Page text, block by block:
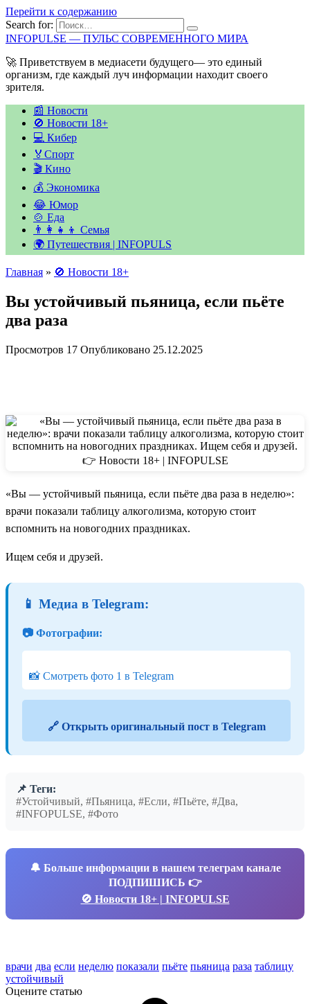
Перейти к содержанию
Search for:
INFOPULSE — ПУЛЬС СОВРЕМЕННОГО МИРА
🚀 Приветствуем в медиасети будущего— это единый
организм, где каждый луч информации находит своего
зрителя.
📰 Новости
🚫 Новости 18+
💻 Кибер
🏅Спорт
🎬 Кино
💰 Экономика
😂 Юмор
🍲 Еда
👨‍👩‍👧‍👦 Семья
🌍 Путешествия | INFOPULS
Главная » 🚫 Новости 18+
Вы устойчивый пьяница, если пьёте
два раза
Просмотров 17 Опубликовано 25.12.2025
«Вы — устойчивый пьяница, если пьёте два раза в неделю»:
врачи показали таблицу алкоголизма, которую стоит
вспомнить на новогодних праздниках.
Ищем себя и друзей.
📱 Медиа в Telegram:
📷 Фотографии:
📸 Смотреть фото 1 в Telegram
🔗 Открыть оригинальный пост в Telegram
📌 Теги:
#Устойчивый, #Пьяница, #Если, #Пьёте, #Два,
#INFOPULSE, #Фото
🔔 Больше информации в нашем телеграм канале
ПОДПИШИСЬ 👉
🚫 Новости 18+ | INFOPULSE
врачи два если неделю показали пьёте пьяница раза таблицу
устойчивый
Оцените статью